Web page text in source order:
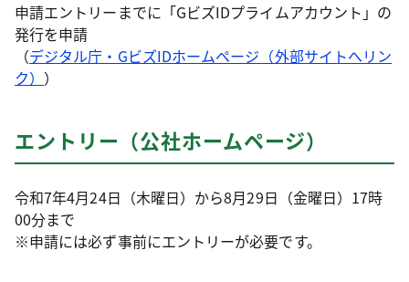
申請エントリーまでに「GビズIDプライムアカウント」の
発行を申請
（デジタル庁・GビズIDホームページ（外部サイトへリン
ク） ）
エントリー（公社ホームページ）
令和7年4月24日（木曜日）から8月29日（金曜日）17時
00分まで
※申請には必ず事前にエントリーが必要です。